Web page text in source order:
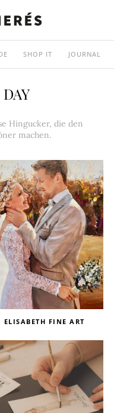
SHOP IT JOURNAL
Hingucker, die den
machen.
ELISABETH FINE ART